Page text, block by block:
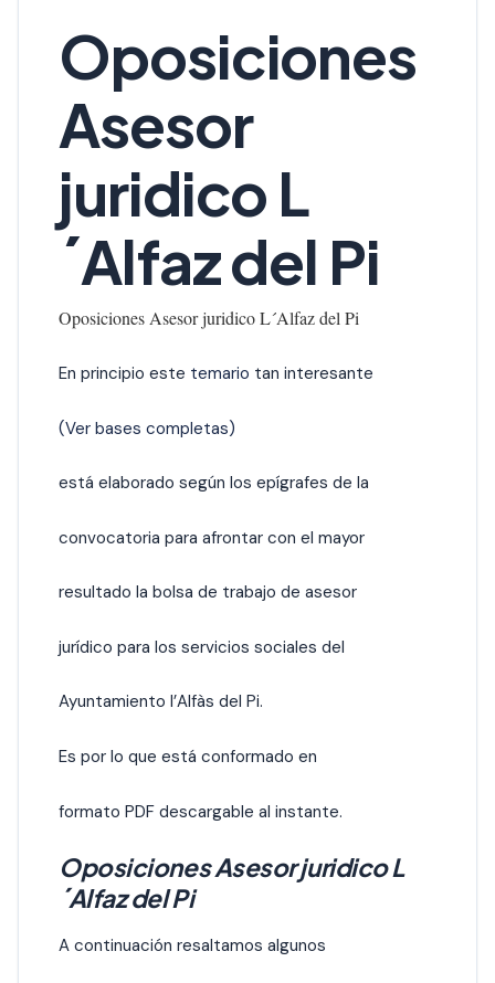
Oposiciones
Asesor
juridico L
´Alfaz del Pi
Oposiciones Asesor juridico L´Alfaz del Pi
En principio este temario tan interesante
(Ver bases completas)
está elaborado según los epígrafes de la
convocatoria para afrontar con el mayor
resultado la bolsa de trabajo de asesor
jurídico para los servicios sociales del
Ayuntamiento l’Alfàs del Pi.
Es por lo que está conformado en
formato PDF descargable al instante.
Oposiciones Asesor juridico L
´Alfaz del Pi
A continuación resaltamos algunos